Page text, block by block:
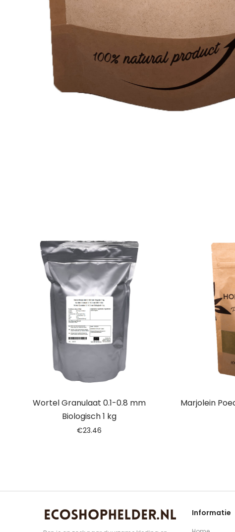
Wortel Granulaat 0.1-0.8 mm
Biologisch 1 kg
€23.46
Marjolein
Informatie